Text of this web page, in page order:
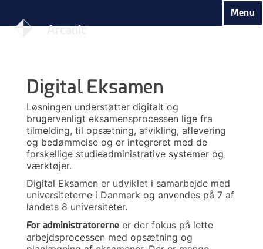
Arcanic
Menu
Digital Eksamen
Løsningen understøtter digitalt og
brugervenligt eksamensprocessen lige fra
tilmelding, til opsætning, afvikling, aflevering
og bedømmelse og er integreret med de
forskellige studieadministrative systemer og
værktøjer.
Digital Eksamen er udviklet i samarbejde med
universiteterne i Danmark og anvendes på 7 af
landets 8 universiteter.
For administratorerneer der fokus på lette
arbejdsprocessen med opsætning og